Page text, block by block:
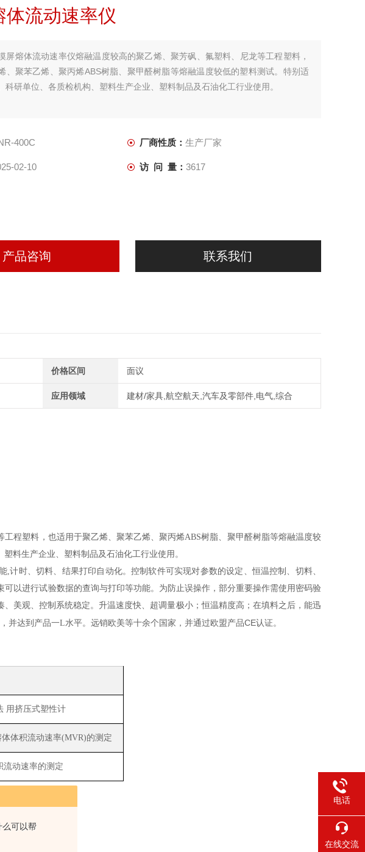
么可以帮
体流动速率仪
屏熔体流动速率仪熔融温度较高的聚乙烯、聚芳砜、氟塑料、尼龙等工程塑料，
、聚苯乙烯、聚丙烯ABS树脂、聚甲醛树脂等熔融温度较低的塑料测试。特别适
科研单位、各质检机构、塑料生产企业、塑料制品及石油化工行业使用。
400C 厂商性质： 生产厂家
02-10 访 问 量： 3617
产品咨询 联系我们
价格区间 面议
应用领域 建材/家具,航空航天,汽车及零部件,电气,综合
程塑料，也适用于聚乙烯、聚苯乙烯、聚丙烯ABS树脂、聚甲醛树脂等熔融温度较
料生产企业、塑料制品及石油化工行业使用。
,计时、切料、结果打印自动化。控制软件可实现对参数的设定、恒温控制、切料、
以进行试验数据的查询与打印等功能。为防止误操作，部分重要操作需使用密码验
、美观、控制系统稳定。升温速度快、超调量极小；恒温精度高；在填料之后，能迅
并达到产品一L水平。远销欧美等十余个国家，并通过欧盟产品CE认证。
用挤压式塑性计
体体积流动速率(MVR)的测定
流动速率的测定
电话
在线交流